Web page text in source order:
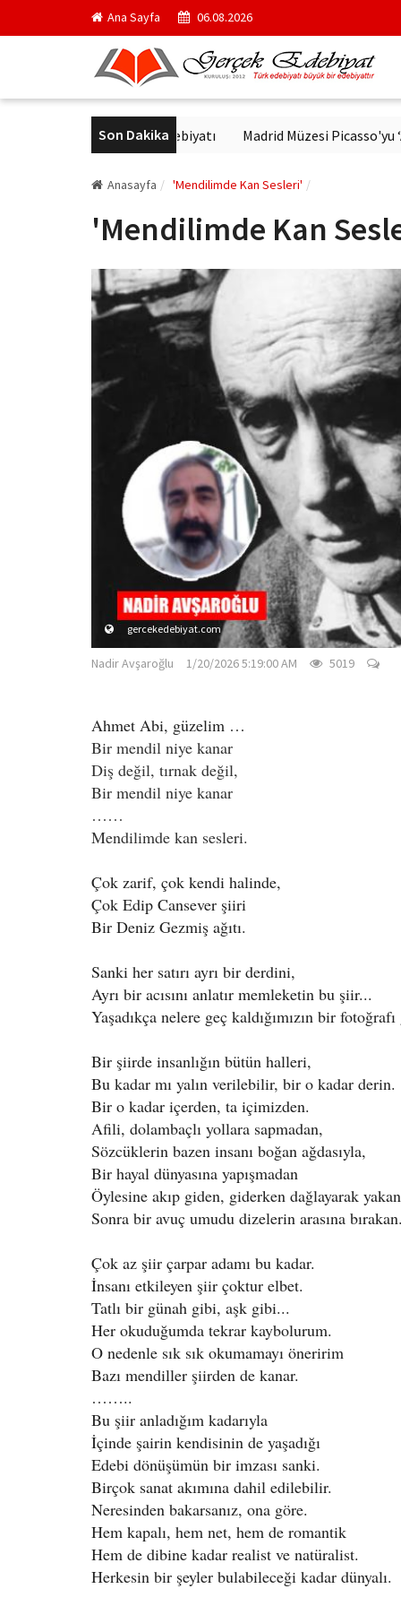
Ana Sayfa 06.08.2026
Son Dakika
Modern Alman Edebiyatı Madrid Müzesi Picasso'yu ‘Afrika
Anasayfa 'Mendilimde Kan Sesleri'
'Mendilimde Kan
gercekedebiyat.com
Nadir Avşaroğlu 1/20/2026 5:19:00 AM 5019
Ahmet Abi, güzelim …
Bir mendil niye kanar
Diş değil, tırnak değil,
Bir mendil niye kanar
……
Mendilimde kan sesleri.
Çok zarif, çok kendi halinde,
Çok Edip Cansever şiiri
Bir Deniz Gezmiş ağıtı.
Sanki her satırı ayrı bir derdini,
Ayrı bir acısını anlatır memleketin bu şiir...
Yaşadıkça nelere geç kaldığımızın bir
Bir şiirde insanlığın bütün halleri,
Bu kadar mı yalın verilebilir, bir o kadar derin.
Bir o kadar içerden, ta içimizden.
Afili, dolambaçlı yollara sapmadan,
Sözcüklerin bazen insanı boğan ağdasıyla,
Bir hayal dünyasına yapışmadan
Öylesine akıp giden, giderken dağlayarak
Sonra bir avuç umudu dizelerin arasına
Çok az şiir çarpar adamı bu kadar.
İnsanı etkileyen şiir çoktur elbet.
Tatlı bir günah gibi, aşk gibi...
Her okuduğumda tekrar kaybolurum.
O nedenle sık sık okumamayı öneririm
Bazı mendiller şiirden de kanar.
……..
Bu şiir anladığım kadarıyla
İçinde şairin kendisinin de yaşadığı
Edebi dönüşümün bir imzası sanki.
Birçok sanat akımına dahil edilebilir.
Neresinden bakarsanız, ona göre.
Hem kapalı, hem net, hem de romantik
Hem de dibine kadar realist ve natüralist.
Herkesin bir şeyler bulabileceği kadar dünyalı.